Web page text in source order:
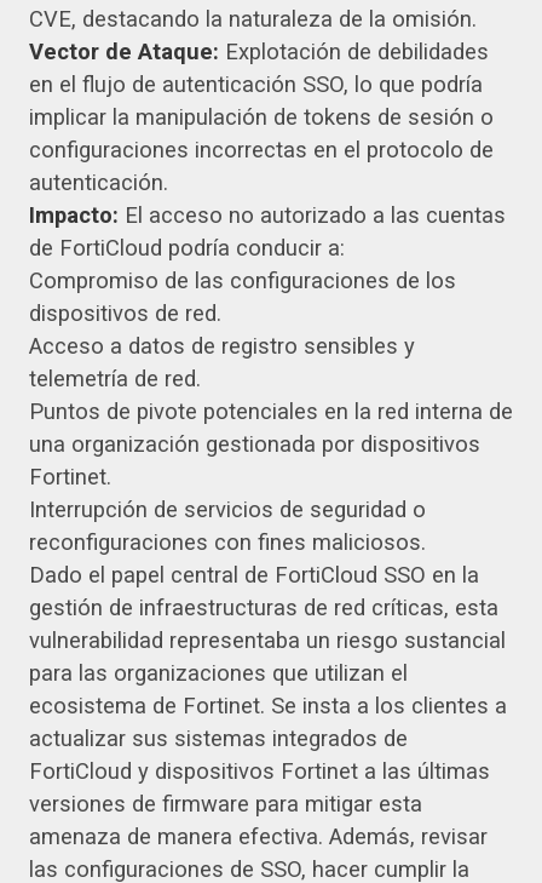
CVE, destacando la naturaleza de la omisión.
Vector de Ataque: Explotación de debilidades
en el flujo de autenticación SSO, lo que podría
implicar la manipulación de tokens de sesión o
configuraciones incorrectas en el protocolo de
autenticación.
Impacto: El acceso no autorizado a las cuentas
de FortiCloud podría conducir a:
Compromiso de las configuraciones de los
dispositivos de red.
Acceso a datos de registro sensibles y
telemetría de red.
Puntos de pivote potenciales en la red interna de
una organización gestionada por dispositivos
Fortinet.
Interrupción de servicios de seguridad o
reconfiguraciones con fines maliciosos.
Dado el papel central de FortiCloud SSO en la
gestión de infraestructuras de red críticas, esta
vulnerabilidad representaba un riesgo sustancial
para las organizaciones que utilizan el
ecosistema de Fortinet. Se insta a los clientes a
actualizar sus sistemas integrados de
FortiCloud y dispositivos Fortinet a las últimas
versiones de firmware para mitigar esta
amenaza de manera efectiva. Además, revisar
las configuraciones de SSO, hacer cumplir la